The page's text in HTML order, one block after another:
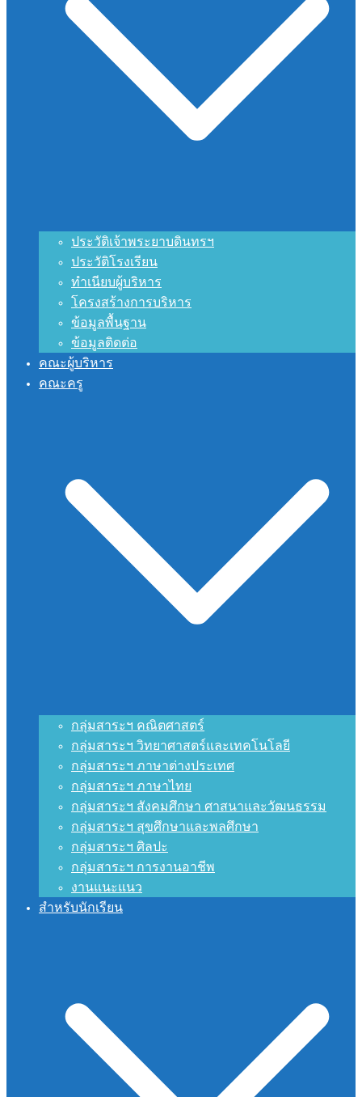
ประวัติเจ้าพระยาบดินทรฯ
ประวัติโรงเรียน
ทำเนียบผู้บริหาร
โครงสร้างการบริหาร
ข้อมูลพื้นฐาน
ข้อมูลติดต่อ
คณะผู้บริหาร
คณะครู
กลุ่มสาระฯ คณิตศาสตร์
กลุ่มสาระฯ วิทยาศาสตร์และเทคโนโลยี
กลุ่มสาระฯ ภาษาต่างประเทศ
กลุ่มสาระฯ ภาษาไทย
กลุ่มสาระฯ สังคมศึกษา ศาสนาและวัฒนธรรม
กลุ่มสาระฯ สุขศึกษาและพลศึกษา
กลุ่มสาระฯ ศิลปะ
กลุ่มสาระฯ การงานอาชีพ
งานแนะแนว
สำหรับนักเรียน